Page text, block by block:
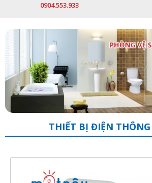
0904.553.933
THIẾT BỊ ĐIỆN